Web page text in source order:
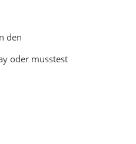
den
oder musstest